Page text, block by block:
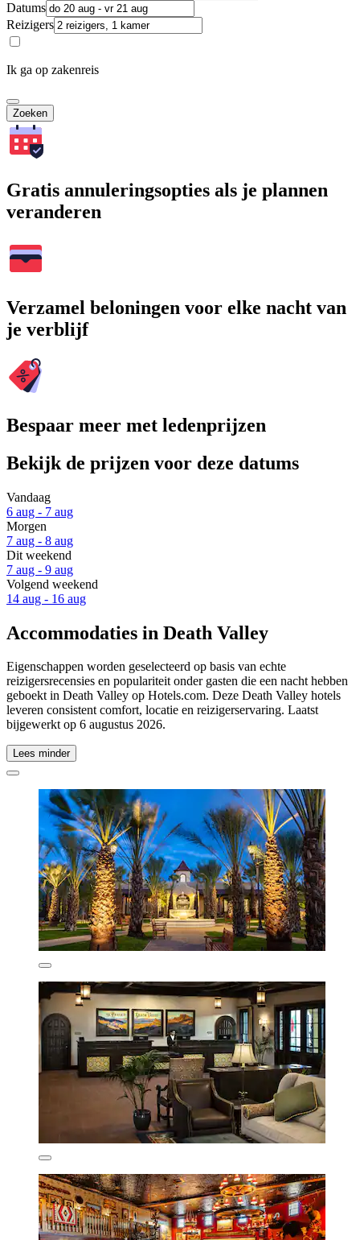
Datums
Reizigers
Ik ga op zakenreis
Zoeken
Gratis annuleringsopties als je plannen
veranderen
Verzamel beloningen voor elke nacht van
je verblijf
Bespaar meer met ledenprijzen
Bekijk de prijzen voor deze datums
Vandaag
6 aug - 7 aug
Morgen
7 aug - 8 aug
Dit weekend
7 aug - 9 aug
Volgend weekend
14 aug - 16 aug
Accommodaties in Death Valley
Eigenschappen worden geselecteerd op basis van echte
reizigersrecensies en populariteit onder gasten die een nacht hebben
geboekt in Death Valley op Hotels.com. Deze Death Valley hotels
leveren consistent comfort, locatie en reizigerservaring. Laatst
bijgewerkt op 6 augustus 2026.
Lees minder